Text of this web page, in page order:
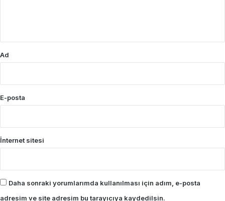
Ad
E-posta
İnternet sitesi
Daha sonraki yorumlarımda kullanılması için adım, e-posta
adresim ve site adresim bu tarayıcıya kaydedilsin.